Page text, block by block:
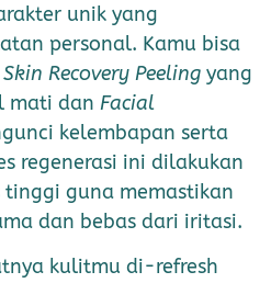
unik yang
personal. Kamu bisa
Skin Recovery Peeling yang
mati dan Facial
kelembapan serta
regenerasi ini dilakukan
guna memastikan
dan bebas dari iritasi.
kulitmu di-refresh